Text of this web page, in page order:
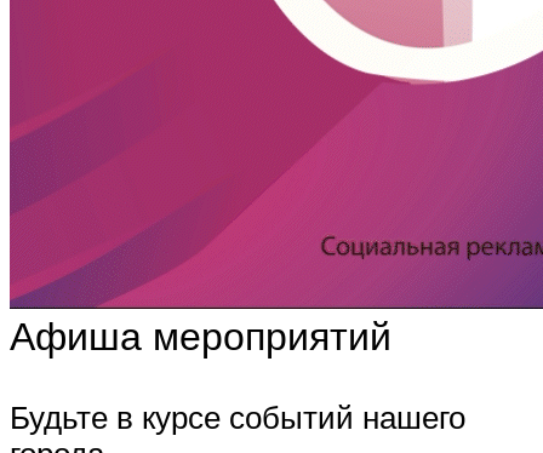
Афиша мероприятий
Будьте в курсе событий нашего